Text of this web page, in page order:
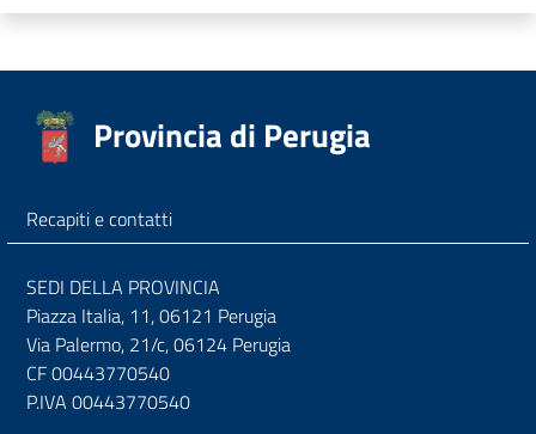
Provincia di Perugia
Recapiti e contatti
SEDI DELLA PROVINCIA
Piazza Italia, 11, 06121 Perugia
Via Palermo, 21/c, 06124 Perugia
CF 00443770540
P.IVA 00443770540